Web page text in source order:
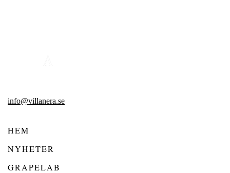
info@villanera.se
HEM
NYHETER
GRAPELAB